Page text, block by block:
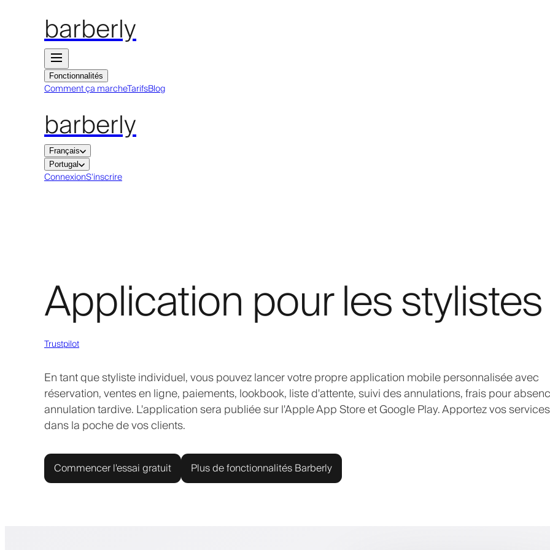
barberly
Fonctionnalités
Comment ça marcheTarifsBlog
barberly
Français
Portugal
ConnexionS'inscrire
Application pour les stylistes
Trustpilot
En tant que styliste individuel, vous pouvez lancer votre propre application mobile personnalisée avec
réservation, ventes en ligne, paiements, lookbook, liste d'attente, suivi des annulations, frais pour
annulation tardive. L'application sera publiée sur l'Apple App Store et Google Play. Apportez vos services
dans la poche de vos clients.
Commencer l'essai gratuit Plus de fonctionnalités Barberly